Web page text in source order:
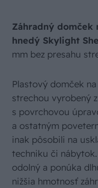
Záhradný domček
hnedý Skylight
mm bez presahu
Plastový domček
strechou vyrobený
s povrchovou
a ostatným
inak pôsobili na
techniku či
odolný a ponúka
nižšia hmotnosť